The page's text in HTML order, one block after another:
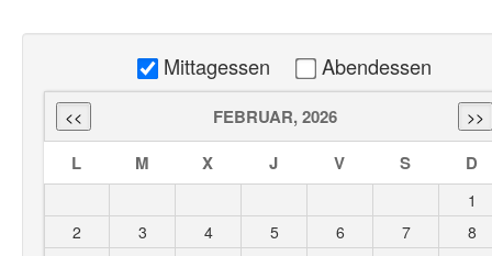
Mittagessen Abendessen
FEBRUAR, 2026
L
M X J V S D
1
2
3 4 5 6 7
8